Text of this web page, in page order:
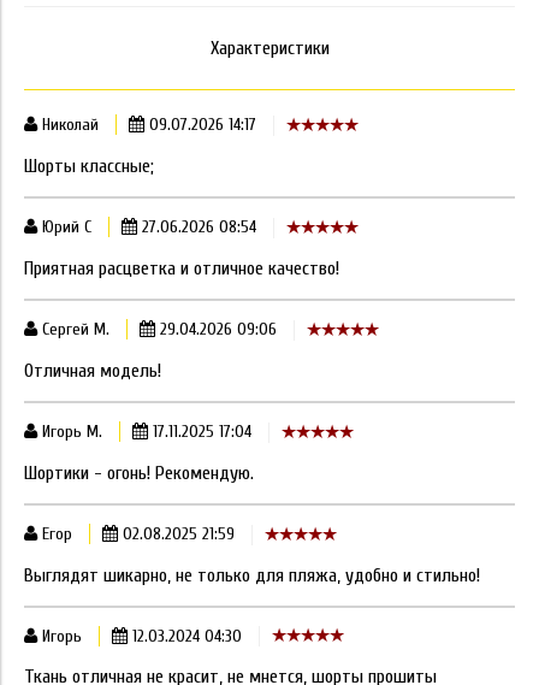
Характеристики
Николай 09.07.2026 14:17
Шорты классные;
Юрий С 27.06.2026 08:54
Приятная расцветка и отличное качество!
Сергей М. 29.04.2026 09:06
Отличная модель!
Игорь М. 17.11.2025 17:04
Шортики - огонь! Рекомендую.
Егор 02.08.2025 21:59
Выглядят шикарно, не только для пляжа, удобно и стильно!
Игорь 12.03.2024 04:30
Ткань отличная не красит, не мнется, шорты прошиты